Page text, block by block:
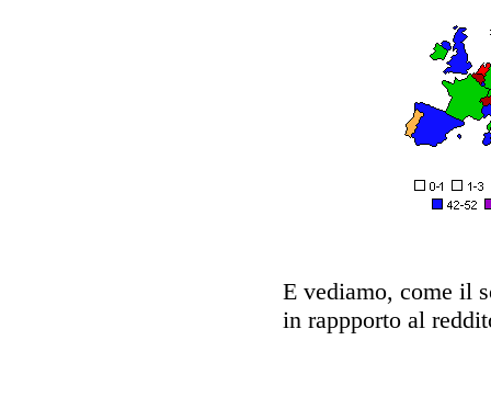
E vediamo, come il
in rappporto al